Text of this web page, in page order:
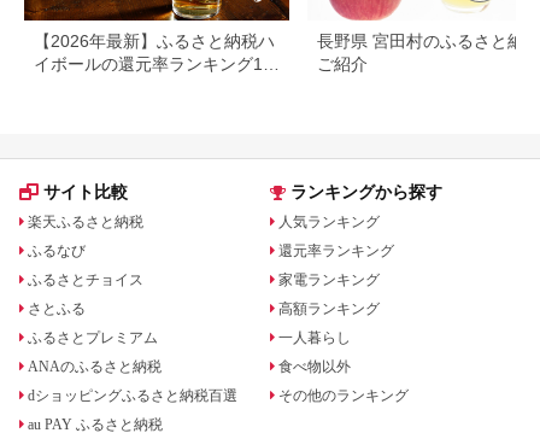
【2026年最新】ふるさと納税ハ
イボールの還元率ランキング10
長野県 宮田村のふるさと納
ご紹介
サイト比較
楽天ふるさと納税
ふるなび
ふるさとチョイス
さとふる
ふるさとプレミアム
ANAのふるさと納税
dショッピングふるさと納税百選
au PAY ふるさと納税
ランキングから探す
人気ランキング
還元率ランキング
家電ランキング
高額ランキング
一人暮らし
食べ物以外
その他のランキング